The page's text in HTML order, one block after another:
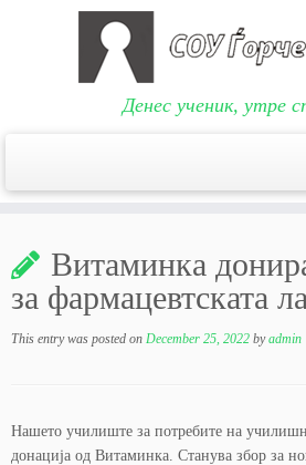
content
Денес ученик, утре
Витаминка
за фармацевтската
This entry was posted on December 25, 2022 byadmin
Нашето училиште за потребите на
донација од Витаминка. Станува збор за